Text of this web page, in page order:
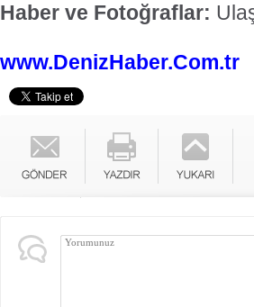
Haber ve Fotoğraflar:
www.DenizHaber.Com.tr